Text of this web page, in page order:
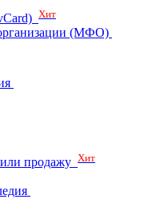
Хит
(МФО)
продажу Хит